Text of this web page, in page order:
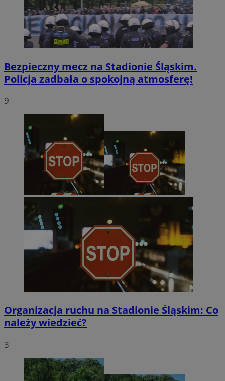
Bezpieczny mecz na Stadionie Śląskim.
Policja zadbała o spokojną atmosferę!
9
Organizacja ruchu na Stadionie Śląskim: Co
należy wiedzieć?
3